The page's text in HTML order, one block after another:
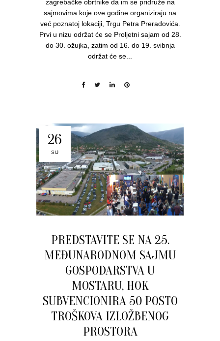
zagrebačke obrtnike da im se pridruže na
sajmovima koje ove godine organiziraju na
već poznatoj lokaciji, Trgu Petra Preradovića.
Prvi u nizu održat će se Proljetni sajam od 28.
do 30. ožujka, zatim od 16. do 19. svibnja
održat će se...
26
SIJ
PREDSTAVITE SE NA 25.
MEĐUNARODNOM SAJMU
GOSPODARSTVA U
MOSTARU, HOK
SUBVENCIONIRA 50 POSTO
TROŠKOVA IZLOŽBENOG
PROSTORA